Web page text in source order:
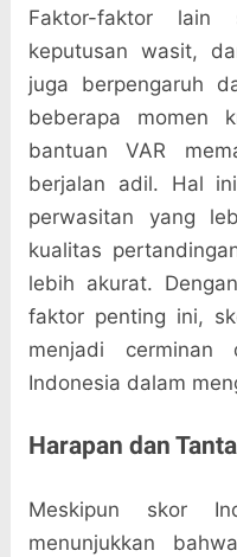
Faktor-faktor lain
keputusan wasit,
juga berpengaruh
beberapa momen
bantuan VAR
berjalan adil. Hal
perwasitan yang
kualitas
lebih akurat.
faktor penting ini,
menjadi cerminan
Indonesia dalam
Harapan dan
Meskipun skor
menunjukkan